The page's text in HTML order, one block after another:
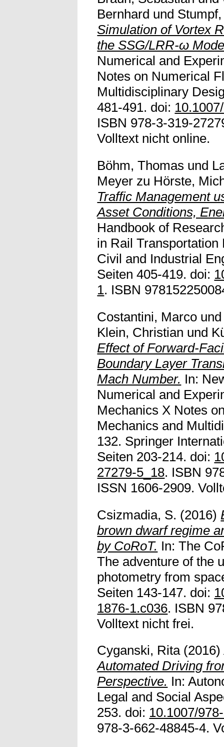
Bernhard und
Simulation of Vortex
the SSG/LRR-ω
Numerical and
Notes on Numerical
Multidisciplinary
481-491. doi:
ISBN 978-3-319-
Volltext nicht online.
Böhm, Thomas und
Meyer zu Hörste,
Traffic Management
Asset Conditions,
Handbook of
in Rail Transportation
Civil and Industrial
Seiten 405-419. doi:
1. ISBN
Costantini, Marco
Klein, Christian und
Effect of Forward-
Boundary Layer
Mach Number. In:
Numerical and
Mechanics X Notes
Mechanics and
132. Springer
Seiten 203-214. doi:
27279-5_18. ISBN
ISSN 1606-2909.
Csizmadia, S. (2016)
brown dwarf regime
by CoRoT. In: The
The adventure of the
photometry from
Seiten 143-147. doi:
1876-1.c036. ISBN
Volltext nicht frei.
Cyganski, Rita(2016)
Automated Driving
Perspective. In:
Legal and Social
253. doi: 10.1007/
978-3-662-48845-4.